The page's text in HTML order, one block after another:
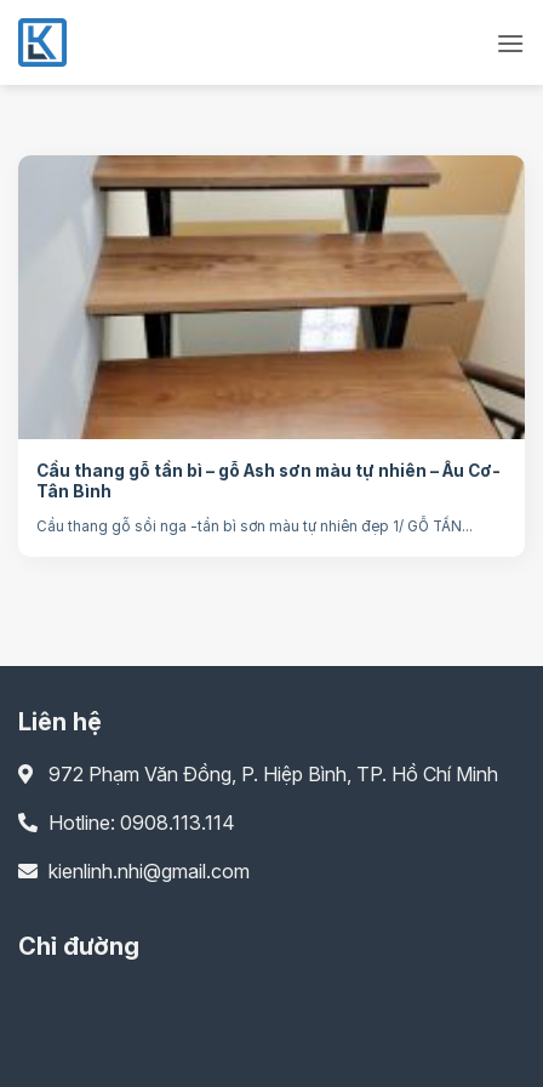
Bỏ
qua
nội
Cầu thang gỗ tần bì – gỗ Ash sơn màu tự nhiên – Âu Cơ-
Tân Bình
Cầu thang gỗ sồi nga -tần bì sơn màu tự nhiên đẹp 1/ GỖ TẦN...
Liên hệ
972 Phạm Văn Đồng, P. Hiệp Bình, TP. Hồ Chí Minh
Hotline: 0908.113.114
kienlinh.nhi@gmail.com
Chỉ đường